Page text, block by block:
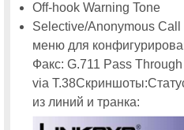
Off-hook Warning Tone
Selective/Anonymous
меню для
Факс: G.711 Pass
via
из линий и транка: